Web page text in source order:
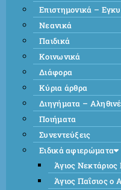
Επιστημονικά –
Νεανικά
Παιδικά
Κοινωνικά
Διάφορα
Κύρια άρθρα
Διηγήματα –
Ποιήματα
Συνεντεύξεις
Ειδικά αφιερώματα
Άγιος
Άγιος Παΐσιος ο